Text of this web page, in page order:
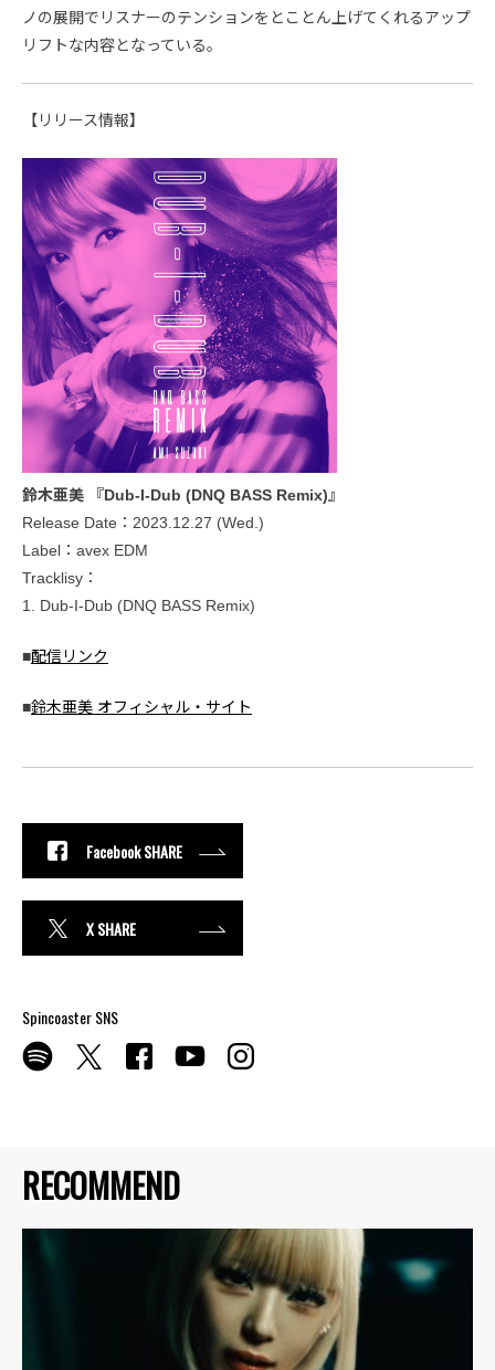
RECOMMEND
ノの展開でリスナーのテンションをとことん上げてくれるアップ
リフトな内容となっている。
【リリース情報】
鈴木亜美 『Dub-I-Dub (DNQ BASS Remix)』
Release Date：2023.12.27 (Wed.)
Label：avex EDM
Tracklisy：
1. Dub-I-Dub (DNQ BASS Remix)
■配信リンク
■鈴木亜美 オフィシャル・サイト
Facebook SHARE
X SHARE
Spincoaster SNS